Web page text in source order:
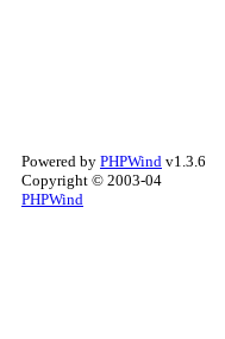
Powered by PHPWind v1.3.6
Copyright © 2003-04
PHPWind